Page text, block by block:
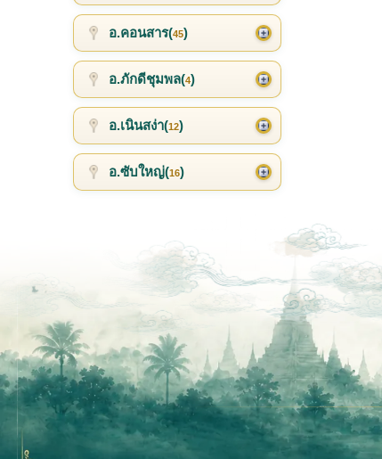
อ.คอนสาร(45)
อ.ภักดีชุมพล(4)
อ.เนินสง่า(12)
อ.ซับใหญ่(16)